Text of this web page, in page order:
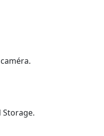
Storage.